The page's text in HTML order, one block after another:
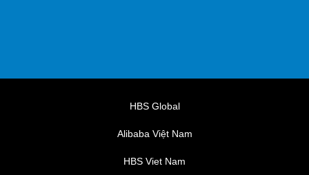
HBS Global
Alibaba Việt Nam
HBS Viet Nam